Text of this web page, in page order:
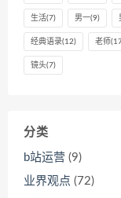
生活(7) 男一(9)
经典语录(12) 老师
镜头(7)
分类
b站运营 (9)
业界观点 (72)